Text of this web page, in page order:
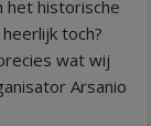
het historische
toch?
wat wij
Arsanio